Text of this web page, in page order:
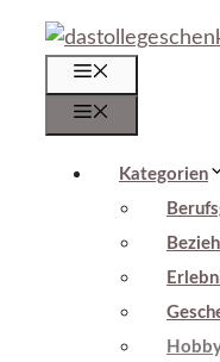
Zum
Inhalt
springen
Kategorien